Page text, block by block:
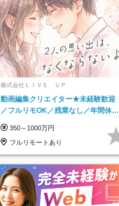
株式会社ＬＩＶＥ ＵＰ
動画編集クリエイター★未経験歓迎
／フルリモOK／残業なし／年間休日
実で安心
350～1000万円
フルリモートあり